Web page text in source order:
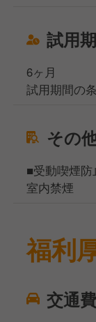
試用
6ヶ月
試用期間の
その
■受動喫煙防
室内禁煙
福利
交通費